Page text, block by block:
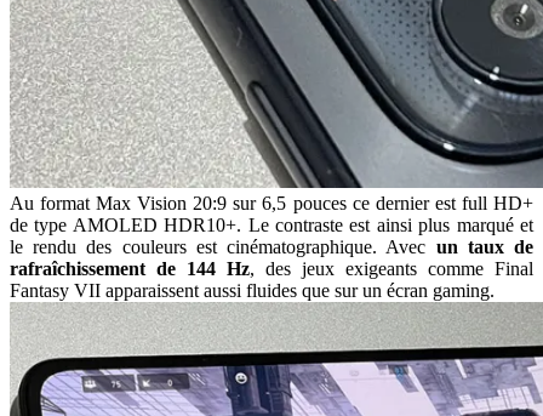
Au format Max Vision 20:9 sur 6,5 pouces ce dernier est full HD+
de type AMOLED HDR10+. Le contraste est ainsi plus marqué et
le rendu des couleurs est cinématographique. Avec un taux de
rafraîchissement de 144 Hz, des jeux exigeants comme Final
Fantasy VII apparaissent aussi fluides que sur un écran gaming.